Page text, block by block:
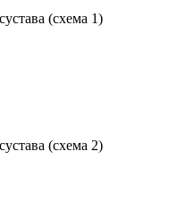
(схема 1)
(схема 2)